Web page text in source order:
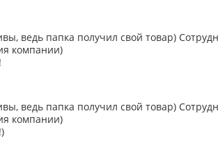
ведь папка получил свой товар)
компании)
ведь папка получил свой товар)
компании)